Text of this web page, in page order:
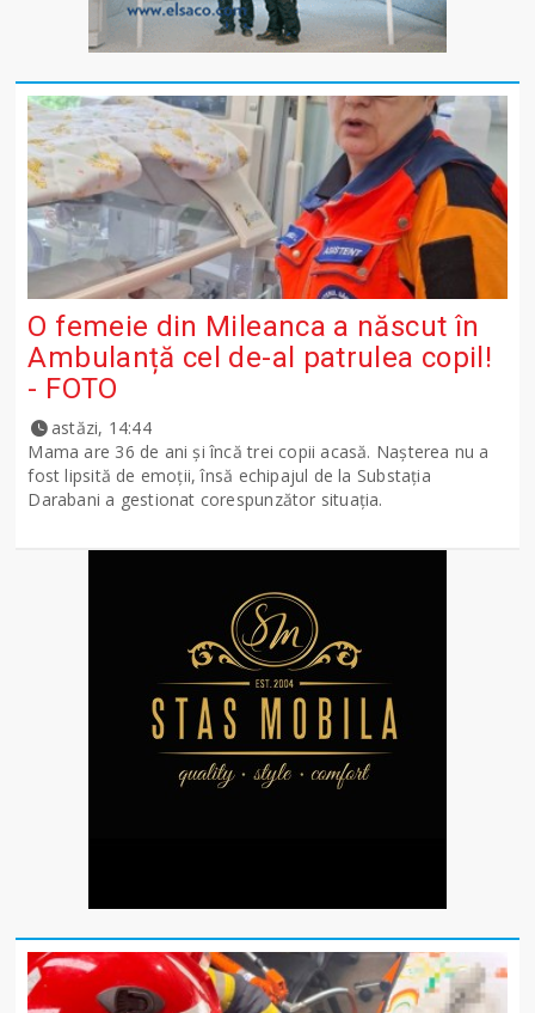
O femeie din Mileanca a născut în
Ambulanță cel de-al patrulea copil!
- FOTO
astăzi, 14:44
Mama are 36 de ani și încă trei copii acasă. Nașterea nu a
fost lipsită de emoții, însă echipajul de la Substația
Darabani a gestionat corespunzător situația.